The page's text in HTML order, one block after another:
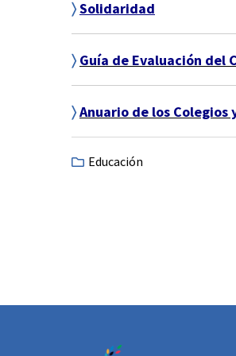
〉Solidaridad
〉Guía de Evaluación del
〉Anuario de los Colegios
Educación